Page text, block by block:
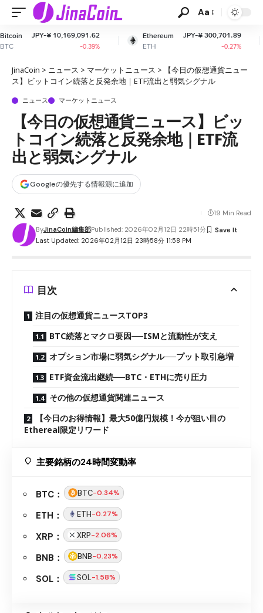
Aa
Ethereum
ETH
JPY-¥ 300,701.89
XRP
XRP
JinaCoin > ニュース > マーケットニュース >
【今日の仮想通貨ニュー
ス】ビットコイン続落と反発余地｜ETF流出と弱気シグナル
ニュース マーケットニュース
【今日の仮想通貨ニュース】ビッ
トコイン続落と反発余地｜ETF流
出と弱気シグナル
Googleの優先する情報源に追加
Last Updated: 2026年02月12日 23時58分 11:58 PM
ByJinaCoin編集部Published: 2026年02月12日 22時51分
19 Min Read
目次
注目の仮想通貨ニュースTOP3
BTC続落とマクロ要因──ISMと流動性が支え
オプション市場に弱気シグナル──プット取引急増
ETF資金流出継続──BTC・ETHに売り圧力
その他の仮想通貨関連ニュース
【今日のお得情報】最大50億円規模！今が狙い目の
Ethereal限定リワード
主要銘柄の24時間変動率
BTC： BTC-0.34%
ETH： ETH-0.27%
XRP： XRP-2.06%
BNB： BNB-0.23%
SOL： SOL-1.58%